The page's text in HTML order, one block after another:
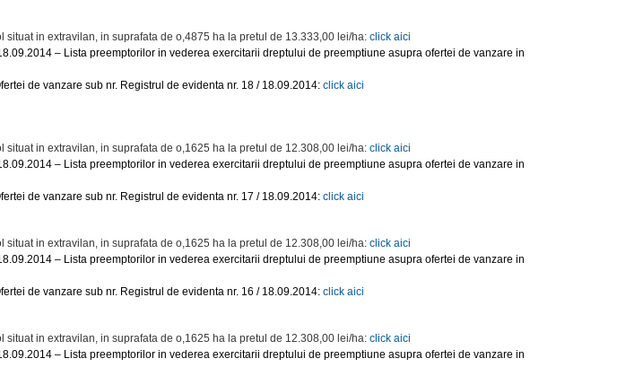
situat in extravilan, in suprafata de o,4875 ha la pretul de 13.333,00 lei/ha: click aici
– Lista preemptorilor in vederea exercitarii dreptului de preemptiune asupra ofertei de vanzare in
de vanzare sub nr. Registrul de evidenta nr. 18 / 18.09.2014: click aici
situat in extravilan, in suprafata de o,1625 ha la pretul de 12.308,00 lei/ha: click aici
– Lista preemptorilor in vederea exercitarii dreptului de preemptiune asupra ofertei de vanzare in
de vanzare sub nr. Registrul de evidenta nr. 17 / 18.09.2014: click aici
situat in extravilan, in suprafata de o,1625 ha la pretul de 12.308,00 lei/ha: click aici
– Lista preemptorilor in vederea exercitarii dreptului de preemptiune asupra ofertei de vanzare in
de vanzare sub nr. Registrul de evidenta nr. 16 / 18.09.2014: click aici
situat in extravilan, in suprafata de o,1625 ha la pretul de 12.308,00 lei/ha: click aici
– Lista preemptorilor in vederea exercitarii dreptului de preemptiune asupra ofertei de vanzare in